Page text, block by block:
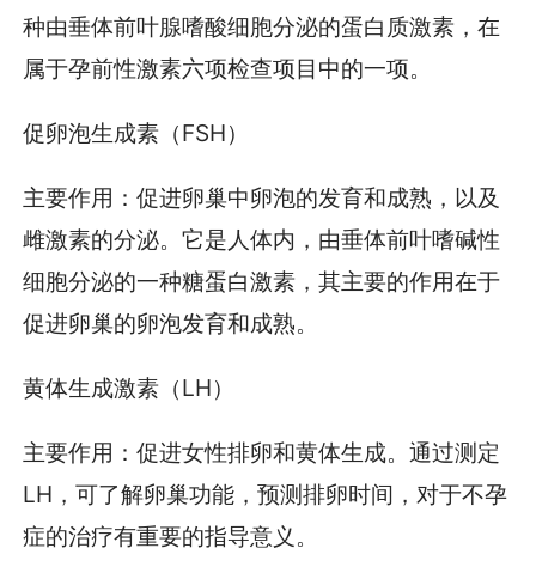
种由垂体前叶腺嗜酸细胞分泌的蛋白质激素，在
属于孕前性激素六项检查项目中的一项。
促卵泡生成素（FSH）
主要作用：促进卵巢中卵泡的发育和成熟，以及
雌激素的分泌。它是人体内，由垂体前叶嗜碱性
细胞分泌的一种糖蛋白激素，其主要的作用在于
促进卵巢的卵泡发育和成熟。
黄体生成激素（LH）
主要作用：促进女性排卵和黄体生成。通过测定
LH，可了解卵巢功能，预测排卵时间，对于不孕
症的治疗有重要的指导意义。